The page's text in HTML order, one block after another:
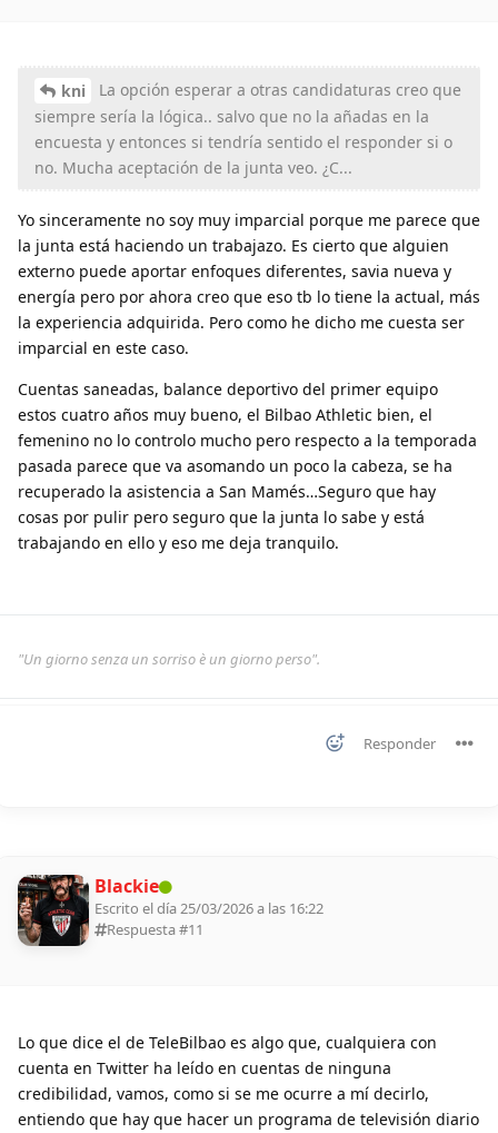
kni
La opción esperar a otras candidaturas creo que
siempre sería la lógica.. salvo que no la añadas en la
encuesta y entonces si tendría sentido el responder si o
no. Mucha aceptación de la junta veo. ¿C...
Yo sinceramente no soy muy imparcial porque me parece que
la junta está haciendo un trabajazo. Es cierto que alguien
externo puede aportar enfoques diferentes, savia nueva y
energía pero por ahora creo que eso tb lo tiene la actual, más
la experiencia adquirida. Pero como he dicho me cuesta ser
imparcial en este caso.
Cuentas saneadas, balance deportivo del primer equipo
estos cuatro años muy bueno, el Bilbao Athletic bien, el
femenino no lo controlo mucho pero respecto a la temporada
pasada parece que va asomando un poco la cabeza, se ha
recuperado la asistencia a San Mamés…Seguro que hay
cosas por pulir pero seguro que la junta lo sabe y está
trabajando en ello y eso me deja tranquilo.
"Un giorno senza un sorriso è un giorno perso".
Responder
Blackie
Escrito el día 25/03/2026 a las 16:22
Respuesta #11
Lo que dice el de TeleBilbao es algo que, cualquiera con
cuenta en Twitter ha leído en cuentas de ninguna
credibilidad, vamos, como si se me ocurre a mí decirlo,
entiendo que hay que hacer un programa de televisión diario